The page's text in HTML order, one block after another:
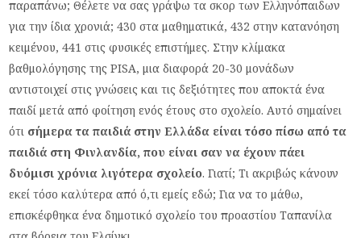
παραπάνω; Θέλετε να σας γράψω τα σκορ των Ελληνόπαιδων
για την ίδια χρονιά; 430 στα μαθηματικά, 432 στην κατανόηση
κειμένου, 441 στις φυσικές επιστήμες. Στην κλίμακα
βαθμολόγησης της PISA, μια διαφορά 20-30 μονάδων
αντιστοιχεί στις γνώσεις και τις δεξιότητες που αποκτά ένα
παιδί μετά από φοίτηση ενός έτους στο σχολείο. Αυτό σημαίνει
ότι σήμερα τα παιδιά στην Ελλάδα είναι τόσο πίσω από τα
παιδιά στη Φινλανδία, που είναι σαν να έχουν πάει
δυόμισι χρόνια λιγότερα σχολείο. Γιατί; Τι ακριβώς κάνουν
εκεί τόσο καλύτερα από ό,τι εμείς εδώ; Για να το μάθω,
επισκέφθηκα ένα δημοτικό σχολείο του προαστίου Ταπανίλα